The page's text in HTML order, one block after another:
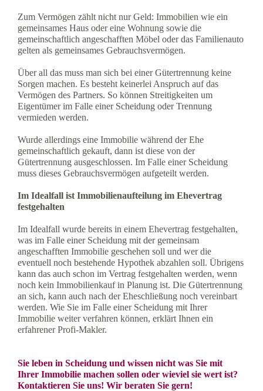
Zum Vermögen zählt nicht nur Geld: Immobilien wie ein
gemeinsames Haus oder eine Wohnung sowie die
gemeinschaftlich angeschafften Möbel oder das Familienauto
gelten als gemeinsames Gebrauchsvermögen.
Über all das muss man sich bei einer Gütertrennung keine
Sorgen machen. Es besteht keinerlei Anspruch auf das
Vermögen des Partners. So können Streitigkeiten um
Eigentümer im Falle einer Scheidung oder Trennung
vermieden werden.
Wurde allerdings eine Immobilie während der Ehe
gemeinschaftlich gekauft, dann ist diese von der
Gütertrennung ausgeschlossen. Im Falle einer Scheidung
muss dieses Gebrauchsvermögen aufgeteilt werden.
Im Idealfall ist Immobilienaufteilung im Ehevertrag
festgehalten
Im Idealfall wurde bereits in einem Ehevertrag festgehalten,
was im Falle einer Scheidung mit der gemeinsam
angeschafften Immobilie geschehen soll und wer die
eventuell noch bestehende Hypothek abzahlen soll. Übrigens
kann das auch schon im Vertrag festgehalten werden, wenn
noch kein Immobilienkauf in Planung ist. Die Gütertrennung
an sich, kann auch nach der Eheschließung noch vereinbart
werden. Wie Sie im Falle einer Scheidung mit Ihrer
Immobilie weiter verfahren können, erklärt Ihnen ein
erfahrener Profi-Makler.
Sie leben in Scheidung und wissen nicht was Sie mit
Ihrer Immobilie machen sollen oder wieviel sie wert ist?
Kontaktieren Sie uns! Wir beraten Sie gern!